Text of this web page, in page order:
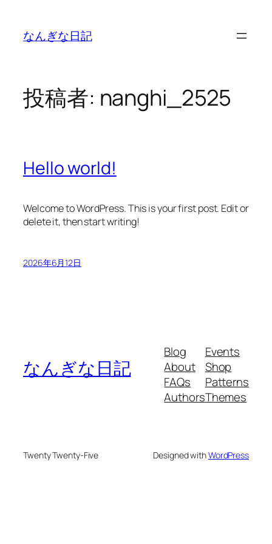
なんぎな日記
投稿者: nanghi_2525
Hello world!
Welcome to WordPress. This is your first post. Edit or
delete it, then start writing!
2026年6月12日
なんぎな日記
Blog
About
FAQs
Authors
Events
Shop
Patterns
Themes
Twenty Twenty-Five Designed withWordPress